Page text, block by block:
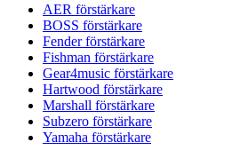
AER förstärkare
BOSS förstärkare
Fender förstärkare
Fishman förstärkare
Gear4music förstärkare
Hartwood förstärkare
Marshall förstärkare
Subzero förstärkare
Yamaha förstärkare